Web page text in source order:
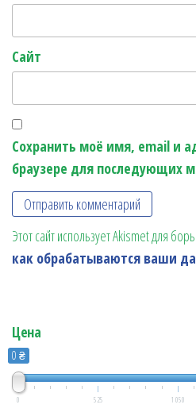
Сайт
Сохранить моё имя, email и
браузере для последующих
Этот сайт использует Akismet для
как обрабатываются ваши
Цена
0 ₴
0 525 1 050